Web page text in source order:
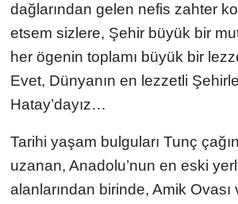
dağlarından gelen nefis zahter
etsem sizlere, Şehir büyük bir
her ögenin toplamı büyük bir
Evet, Dünyanın en lezzetli
Hatay’dayız…
Tarihi yaşam bulguları Tunç
uzanan, Anadolu’nun en eski
alanlarından birinde, Amik Ovası
MAGAZİN
POLİTİKA
SAĞLIK
Siyaset
SPOR